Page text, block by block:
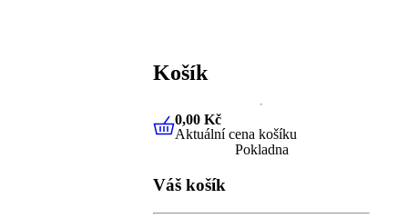
Košík
0,00 KčAktuální cena košíku
0,00 Kč
Aktuální cena košíku
Pokladna
Váš košík